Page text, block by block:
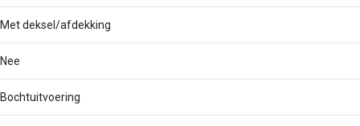
Met deksel/afdekking
Nee
Bochtuitvoering